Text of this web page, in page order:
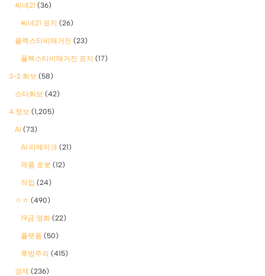
씨네21 (36)
씨네21 표지 (26)
플렉스티비매거진 (23)
플렉스티비매거진 표지 (17)
3-2 화보 (58)
스타화보 (42)
4 정보 (1,205)
AI (73)
AI 리메이크 (21)
제품 로봇 (12)
직업 (24)
ㅇㅎ (490)
19금 영화 (22)
플랫폼 (50)
후방주의 (415)
경제 (236)